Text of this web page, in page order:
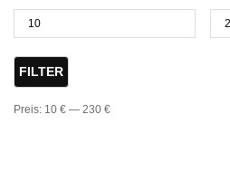
FILTER
Preis: 10 € — 230 €